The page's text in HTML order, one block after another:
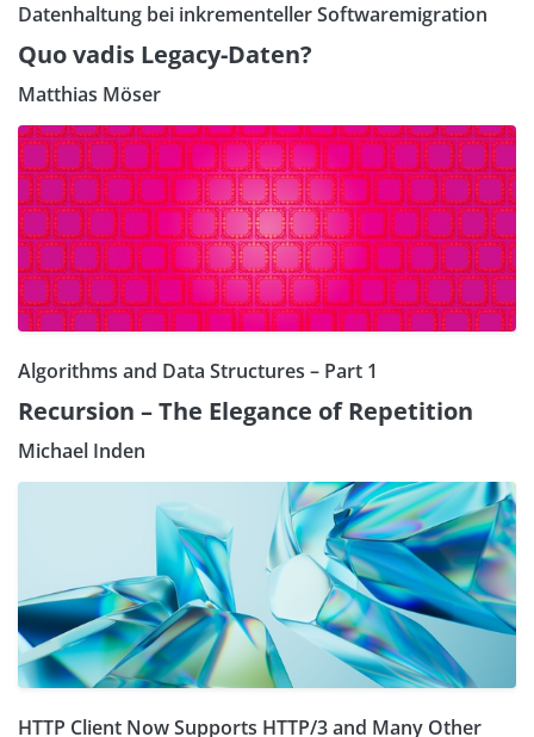
Datenhaltung bei inkrementeller Softwaremigration
Quo vadis Legacy-Daten?
Matthias Möser
Algorithms and Data Structures – Part 1
Recursion – The Elegance of Repetition
Michael Inden
HTTP Client Now Supports HTTP/3 and Many Other